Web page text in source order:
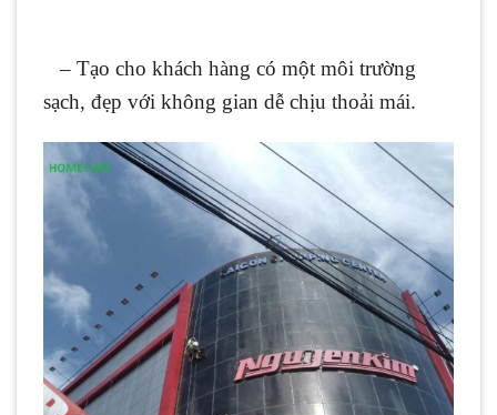
– Tạo cho khách hàng có một môi trường
sạch, đẹp với không gian dễ chịu thoải mái.